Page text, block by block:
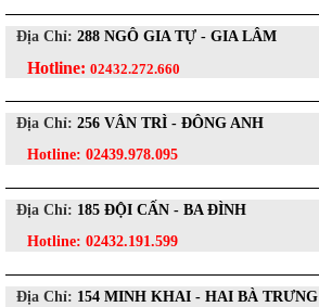
Địa Chỉ: 288 NGÔ GIA TỰ - GIA LÂM
Hotline: 02432.272.660
Địa Chỉ: 256 VÂN TRÌ - ĐÔNG ANH
Hotline: 02439.978.095
Địa Chỉ: 185 ĐỘI CẤN - BA ĐÌNH
Hotline: 02432.191.599
Địa Chỉ: 154 MINH KHAI - HAI BÀ TRƯNG